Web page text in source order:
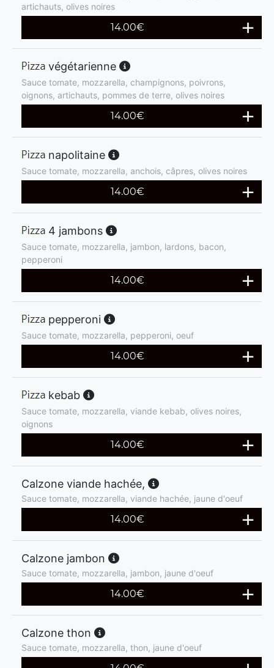
artichauts, olives noires
14.00€
végétarienne
Sauce tomate, mozzarella, champignons, poivrons,
oignons, artichauts, pommes de terre, olives noires
14.00€
napolitaine
Sauce tomate, mozzarella, anchois, câpres, olives noires
14.00€
4 jambons
Sauce tomate, mozzarella, jambon, lardons, bacon,
pepperoni
14.00€
pepperoni
Sauce tomate, mozzarella, pepperoni, oeuf
14.00€
kebab
Sauce tomate, mozzarella, viande kebab, olives noires,
oignons
14.00€
Calzone viande hachée,
Sauce tomate, mozzarella, viande hachée, jaune d'oeuf
14.00€
Calzone jambon
Sauce tomate, mozzarella, jambon, jaune d'oeuf
14.00€
Calzone thon
Sauce tomate, mozzarella, thon, jaune d'oeuf